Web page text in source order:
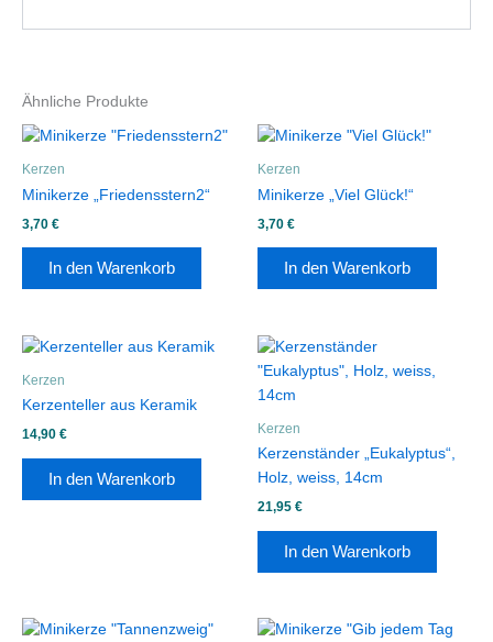
Ähnliche Produkte
Kerzen
Minikerze „Friedensstern2“
3,70 €
In den Warenkorb
Kerzen
Minikerze „Viel Glück!“
3,70 €
In den Warenkorb
Kerzen
Kerzenteller aus Keramik
14,90 €
In den Warenkorb
Kerzen
Kerzenständer „Eukalyptus“,
Holz, weiss, 14cm
21,95 €
In den Warenkorb